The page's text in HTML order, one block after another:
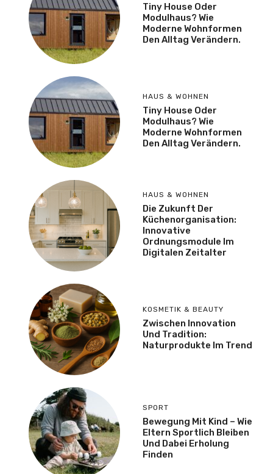
Tiny House Oder
Modulhaus? Wie
Moderne Wohnformen
Den Alltag Verändern.
HAUS & WOHNEN
Tiny House Oder
Modulhaus? Wie
Moderne Wohnformen
Den Alltag Verändern.
HAUS & WOHNEN
Die Zukunft Der
Küchenorganisation:
Innovative
Ordnungsmodule Im
Digitalen Zeitalter
KOSMETIK & BEAUTY
Zwischen Innovation
Und Tradition:
Naturprodukte Im Trend
SPORT
Bewegung Mit Kind – Wie
Eltern Sportlich Bleiben
Und Dabei Erholung
Finden